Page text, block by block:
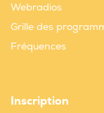
Webradios
Grille des
Fréquences
Inscription